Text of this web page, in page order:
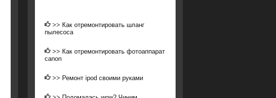
>> Как отремонтировать шланг
пылесоса
>> Как отремонтировать фотоаппарат
canon
>> Ремонт ipod своими руками